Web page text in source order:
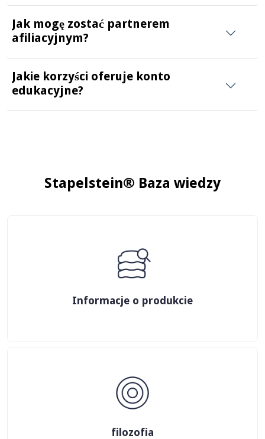
Jak mogę zostać partnerem
afiliacyjnym?
Jakie korzyści oferuje konto
edukacyjne?
Stapelstein® Baza wiedzy
Informacje o produkcie
filozofia